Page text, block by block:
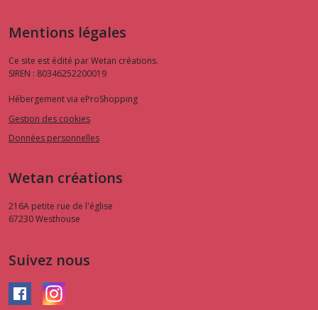
Mentions légales
Ce site est édité par Wetan créations.
SIREN : 80346252200019
Hébergement via eProShopping
Gestion des cookies
Données personnelles
Wetan créations
216A petite rue de l'église
67230Westhouse
Suivez nous